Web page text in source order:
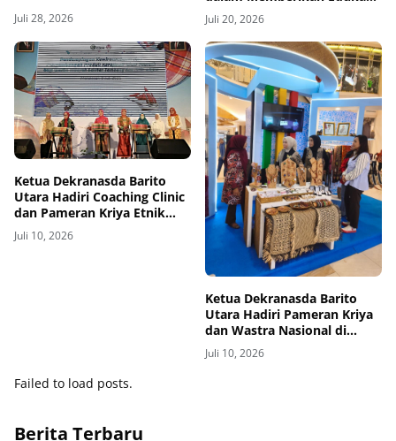
PAUD 9 Kecamatan
Juli 28, 2026
bagi Anak Usia Dini
Juli 20, 2026
Ketua Dekranasda Barito
Utara Hadiri Coaching Clinic
dan Pameran Kriya Etnik
HUT ke-46 Dekranas di
Makassar
Juli 10, 2026
Ketua Dekranasda Barito
Utara Hadiri Pameran Kriya
dan Wastra Nasional di
Makassar
Juli 10, 2026
Failed to load posts.
Berita Terbaru